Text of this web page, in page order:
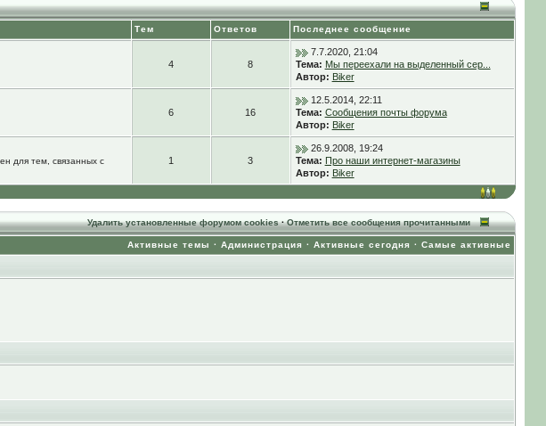
Тем Ответов Последнее сообщение
4 8
7.7.2020, 21:04
Тема: Мы переехали на выделенный сер...
Автор: Biker
6 16
12.5.2014, 22:11
Тема: Сообщения почты форума
Автор: Biker
для тем, связанных с
1 3
26.9.2008, 19:24
Тема: Про наши интернет-магазины
Автор: Biker
Удалить установленные форумом cookies·Отметить все сообщения прочитанными
Активные темы · Администрация · Активные сегодня · Самые активные